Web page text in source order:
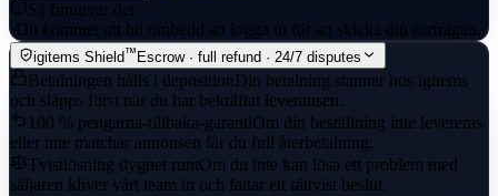
Så fungerar det
· Du kommer att bli ombedd att logga in för att skicka din förfrågan.
igitems Shield™ Escrow · full refund · 24/7 disputes
Betalningen hålls i depositionDin betalning stannar hos igitems
och släpps först när du har bekräftat leveransen.
100 % pengarna-tillbaka-garantiOm din beställning inte levereras
eller inte matchar annonsen får du full återbetalning.
Tvistlösning dygnet runtOm du inte kan lösa ett problem med
säljaren kliver vårt team in och fattar ett rättvist beslut.